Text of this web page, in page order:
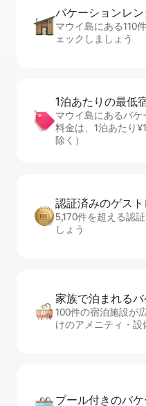
バケーションレ⁠
マウイ島にある110
ェックしましょう
1泊あたりの最⁠低⁠
マウイ島にあるバ
料金は、1泊あたり
除く）
認証済みのゲ⁠ス⁠
5,170件を超える認
しょう
家族で泊まれる
100件の宿泊施設が
けのアメニティ・
プール付きのバ⁠